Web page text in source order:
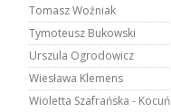
Tomasz Woźniak
Tymoteusz Bukowski
Urszula Ogrodowicz
Wiesława Klemens
Wioletta Szafrańska - Kocuń